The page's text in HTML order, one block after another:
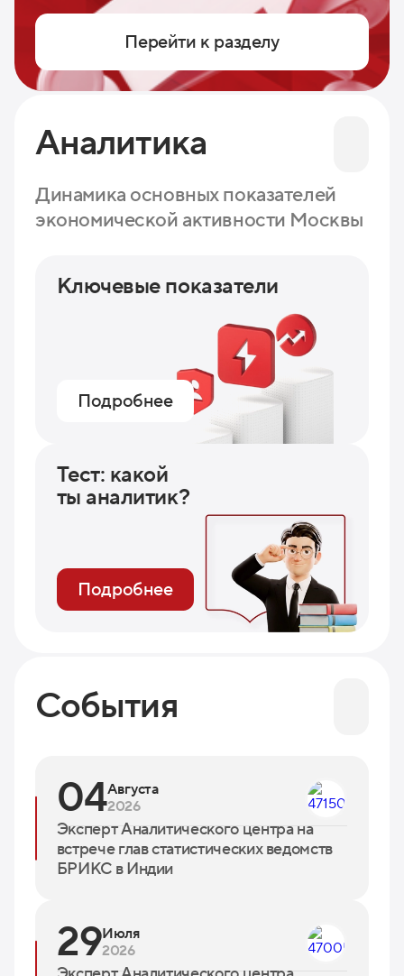
Перейти к разделу
События
04Августа
2026
Эксперт Аналитического центра на
встрече глав статистических ведомств
БРИКС в Индии
29Июля
2026
Аналитика
Динамика основных показателей
экономической активности Москвы
Ключевые показатели
Подробнее
Тест: какой
ты аналитик?
Подробнее